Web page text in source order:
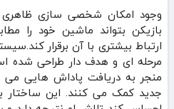
وجود امکان شخصی‌ سازی
بازیکن بتواند ماشین خود را
ارتباط بیشتری با آن برقرار
مرحله‌ ای و هدف‌ دار طراحی شده
منجر به دریافت پاداش‌ هایی
جدید کمک می‌ کنند. این ساختار